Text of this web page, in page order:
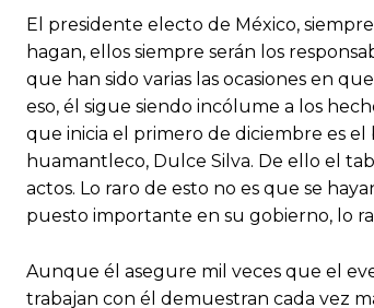
El presidente electo de México,
hagan, ellos siempre serán los
que han sido varias las ocasiones en
eso, él sigue siendo incólume a los
que inicia el primero de diciembre es
huamantleco, Dulce Silva. De ello el
actos. Lo raro de esto no es que se
puesto importante en su gobierno, lo
Aunque él asegure mil veces que el
trabajan con él demuestran cada vez